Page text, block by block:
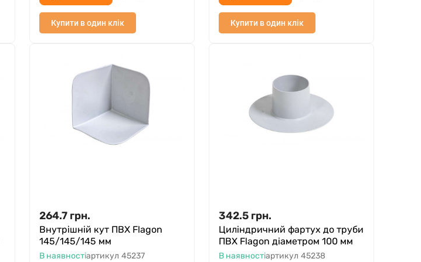
Купити в один клік Купити в один клік
264.7 грн.
Внутрішній кут ПВХ Flagon
145/145/145 мм
В наявностіартикул 45237
342.5 грн.
Циліндричний фартух до труби
ПВХ Flagon діаметром 100 мм
В наявностіартикул 45238